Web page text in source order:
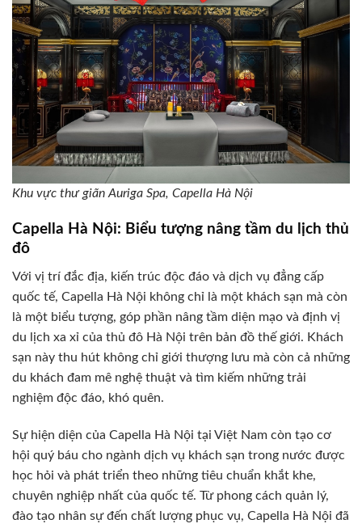
Khu vực thư giãn Auriga Spa, Capella Hà Nội
Capella Hà Nội: Biểu tượng nâng tầm du lịch thủ
đô
Với vị trí đắc địa, kiến trúc độc đáo và dịch vụ đẳng cấp
quốc tế, Capella Hà Nội không chỉ là một khách sạn mà còn
là một biểu tượng, góp phần nâng tầm diện mạo và định vị
du lịch xa xỉ của thủ đô Hà Nội trên bản đồ thế giới. Khách
sạn này thu hút không chỉ giới thượng lưu mà còn cả những
du khách đam mê nghệ thuật và tìm kiếm những trải
nghiệm độc đáo, khó quên.
Sự hiện diện của Capella Hà Nội tại Việt Nam còn tạo cơ
hội quý báu cho ngành dịch vụ khách sạn trong nước được
học hỏi và phát triển theo những tiêu chuẩn khắt khe,
chuyên nghiệp nhất của quốc tế. Từ phong cách quản lý,
đào tạo nhân sự đến chất lượng phục vụ, Capella Hà Nội đã